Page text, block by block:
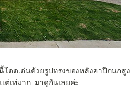
ดดเด่นด้วยรูปทรงของหลังคาปีกนกสู
ต่เท่มาก มาดูกันเลยค่ะ